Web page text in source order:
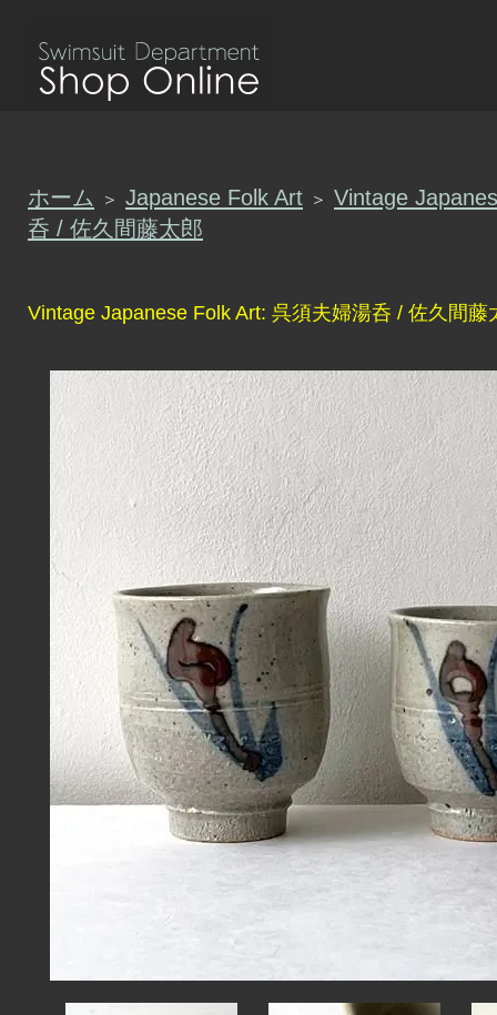
ホーム ＞ Japanese Folk Art ＞ Vintage
呑 / 佐久間藤太郎
Vintage Japanese Folk Art: 呉須夫婦湯呑 / 佐久間藤